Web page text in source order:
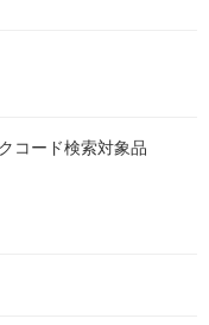
コード検索対象品